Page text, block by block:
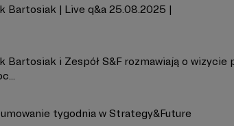
Bartosiak | Live q&a 25.08.2025 |
Bartosiak i Zespół S&F rozmawiają o wizycie
tygodnia w Strategy&Future